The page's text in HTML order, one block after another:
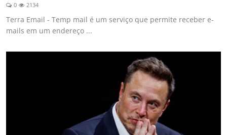
0 2134
Terra Email - Temp mail é um serviço que permite receber e-
mails em um endereço ...